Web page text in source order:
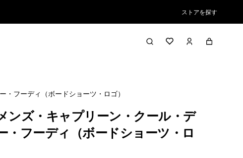
ストアを探す
フーディ（ボードショーツ・ロゴ）
ンズ・キャプリーン・クール・デ
・フーディ（ボードショーツ・ロ